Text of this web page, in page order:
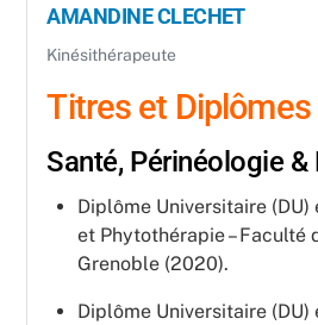
AMANDINE CLECHET
Kinésithérapeute
Titres et Diplômes
Santé, Périnéologie
Diplôme Universitaire
et Phytothérapie – Faculté
Grenoble (2020).
Diplôme Universitaire (DU)